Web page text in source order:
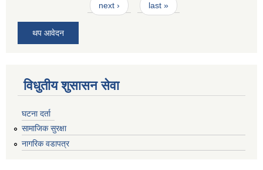
next › last »
थप आवेदन
विधुतीय शुसासन सेवा
घटना दर्ता
सामाजिक सुरक्षा
नागरिक वडापत्र